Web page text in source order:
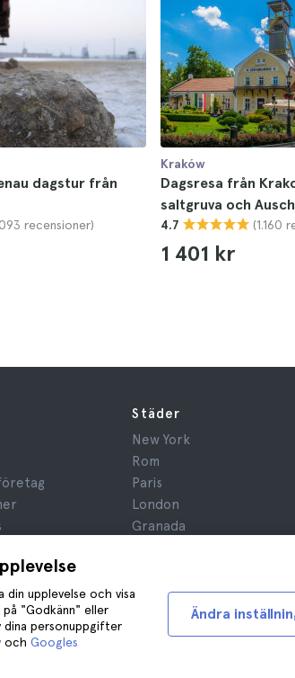
dagstur från
recensioner)
Kraków
Dagsresa från
saltgruva och
4.7 (1.160
1 401 kr
upplevelse och visa
"Godkänn" eller
dina personuppgifter
och Googles
Ändra
Städer
New York
Rom
Paris
London
Granada